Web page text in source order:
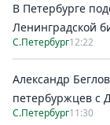
В Петербурге
Ленинградской
С.Петербург12:22
Александр
петербуржцев с
С.Петербург11:30